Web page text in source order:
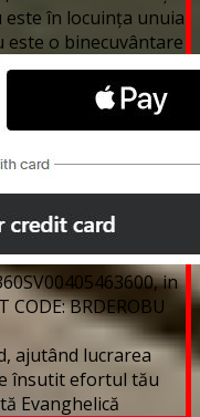
este în locuința unuia
o binecuvântare
in
CODE: BRDEROBU
ajutând lucrarea
însutit efortul tău
Evanghelică